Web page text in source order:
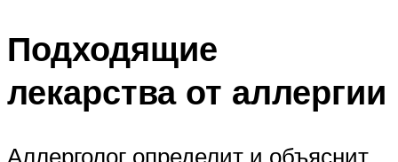
Подходящие
лекарства от аллергии
Аллерголог определит и объяснит,